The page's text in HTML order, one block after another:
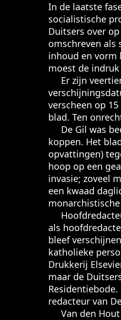
In de laatste
socialistische
Duitsers over
omschreven als
inhoud en vorm
moest de
Er zijn
verscheen op
blad. Ten
De Gil was
koppen. Het
opvattingen)
hoop op een
invasie; zoveel
een kwaad
als
bleef
katholieke
Drukkerij
maar de
redacteur van
Van den Hout